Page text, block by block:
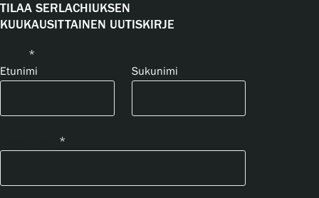
TILAA SERLACHIUKSEN
KUUKAUSITTAINEN UUTISKIRJE
*
Etunimi
Sukunimi
*